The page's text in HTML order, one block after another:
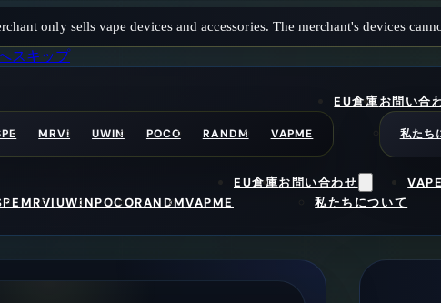
only sells vape devices and accessories. The merchant's devices
スキップ
MRVI UWIN POCO RANDM VAPME
EU倉庫お問い合
私たち
MRVIUWINPOCORANDMVAPME
EU倉庫お問い合わせ
私たちについて